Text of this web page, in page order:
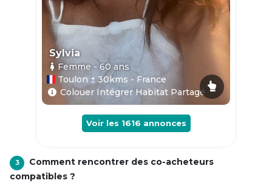
Sylvia
Femme - 60ans
Toulon ± 30kms - France
Colouer Intégrer Habitat Partagé
Voir les 1616 annonces
3
Comment rencontrer des co-acheteurs
compatibles ?